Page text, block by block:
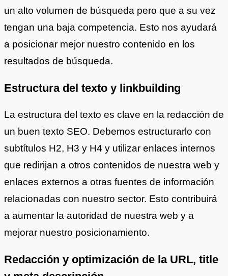
un alto volumen de búsqueda pero que a su vez
tengan una baja competencia. Esto nos ayudará
a posicionar mejor nuestro contenido en los
resultados de búsqueda.
Estructura del texto y linkbuilding
La estructura del texto es clave en la redacción de
un buen texto SEO. Debemos estructurarlo con
subtítulos H2, H3 y H4 y utilizar enlaces internos
que redirijan a otros contenidos de nuestra web y
enlaces externos a otras fuentes de información
relacionadas con nuestro sector. Esto contribuirá
a aumentar la autoridad de nuestra web y a
mejorar nuestro posicionamiento.
Redacción y optimización de la URL, title